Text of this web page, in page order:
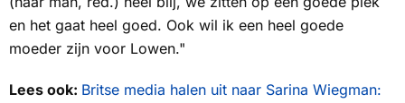
en het gaat heel goed. Ook wil ik een heel goede
moeder zijn voor Lowen."
Lees ook: Britse media halen uit naar Sarina Wiegman: